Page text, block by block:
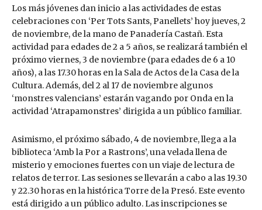
Los más jóvenes dan inicio a las actividades de estas
celebraciones con ‘Per Tots Sants, Panellets’ hoy jueves, 2
de noviembre, de la mano de Panadería Castañ. Esta
actividad para edades de 2 a 5 años, se realizará también el
próximo viernes, 3 de noviembre (para edades de 6 a 10
años), a las 17.30 horas en la Sala de Actos de la Casa de la
Cultura. Además, del 2 al 17 de noviembre algunos
‘monstres valencians’ estarán vagando por Onda en la
actividad ‘Atrapamonstres’ dirigida a un público familiar.
Asimismo, el próximo sábado, 4 de noviembre, llega a la
biblioteca ‘Amb la Por a Rastrons’, una velada llena de
misterio y emociones fuertes con un viaje de lectura de
relatos de terror. Las sesiones se llevarán a cabo a las 19.30
y 22.30 horas en la histórica Torre de la Presó. Este evento
está dirigido a un público adulto. Las inscripciones se